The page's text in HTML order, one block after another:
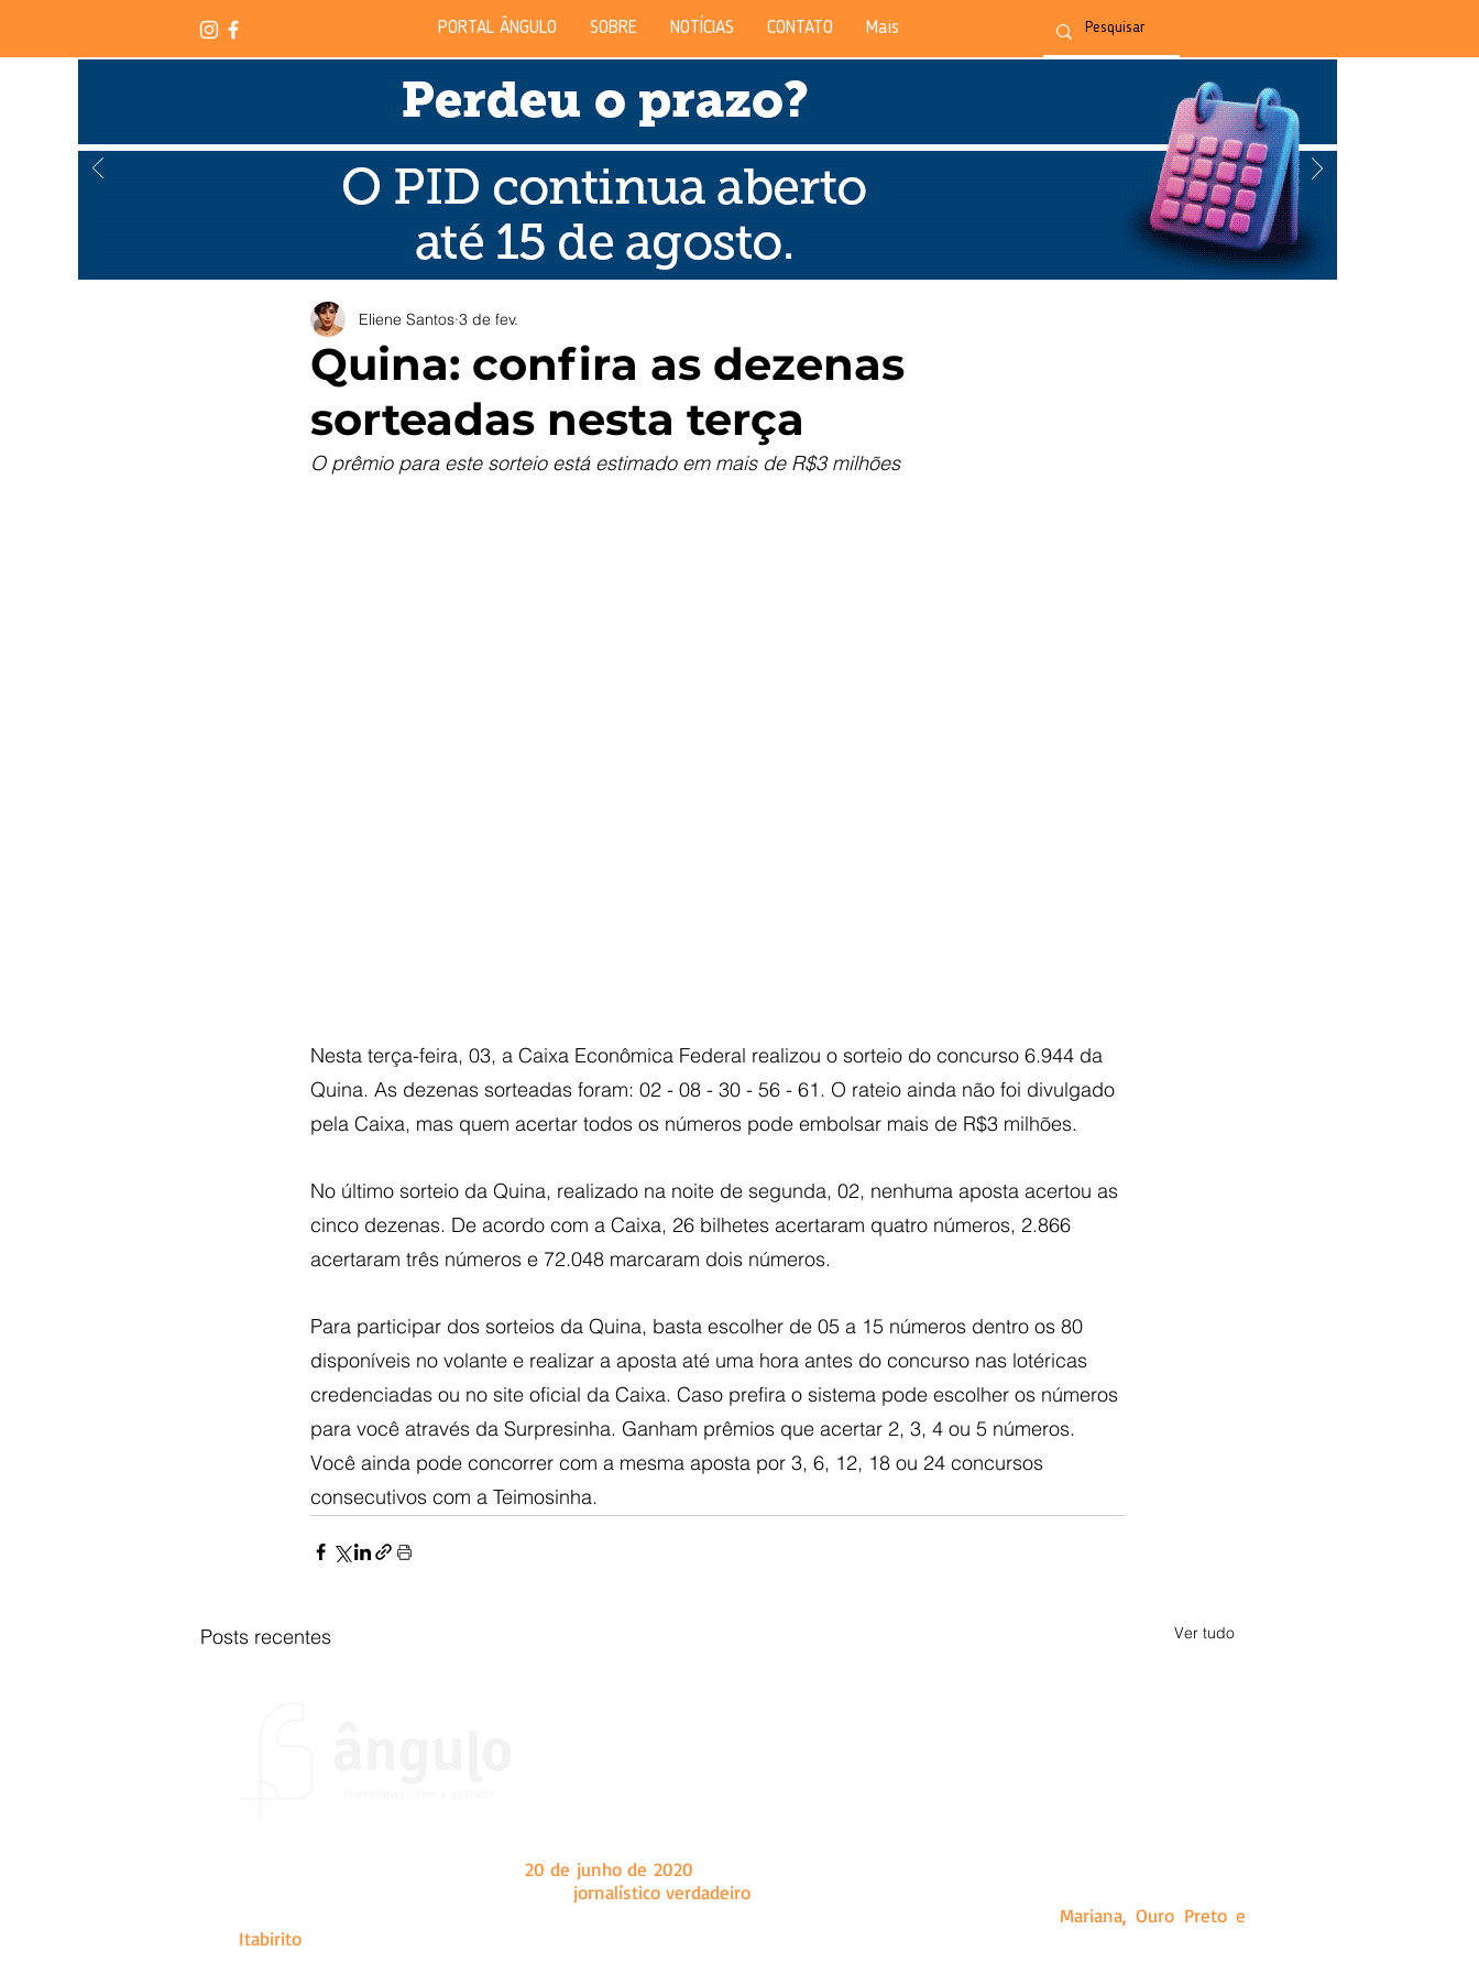
PORTAL ÂNGULO SOBRE NOTÍCIAS CONTATO Mais
Quina: confira as dezenas
sorteadas nesta terça
Eliene Santos 3 de fev.
O prêmio para este sorteio está estimado em mais de R$3 milhões
Nesta terça-feira, 03, a Caixa Econômica Federal realizou o sorteio do concurso 6.944 da
Quina. As dezenas sorteadas foram: 02 - 08 - 30 - 56 - 61. O rateio ainda não foi divulgado
pela Caixa, mas quem acertar todos os números pode embolsar mais de R$3 milhões.
No último sorteio da Quina, realizado na noite de segunda, 02, nenhuma aposta acertou as
cinco dezenas. De acordo com a Caixa, 26 bilhetes acertaram quatro números, 2.866
acertaram três números e 72.048 marcaram dois números.
Para participar dos sorteios da Quina, basta escolher de 05 a 15 números dentro os 80
disponíveis no volante e realizar a aposta até uma hora antes do concurso nas lotéricas
credenciadas ou no site oficial da Caixa. Caso prefira o sistema pode escolher os números
para você através da Surpresinha. Ganham prêmios que acertar 2, 3, 4 ou 5 números.
Você ainda pode concorrer com a mesma aposta por 3, 6, 12, 18 ou 24 concursos
consecutivos com a Teimosinha.
Posts recentes Ver tudo
O portal Ângulo foi fundado no dia20 de junho de 2020
jornalístico verdadeiro
Mariana, Ouro Preto e
Itabirito